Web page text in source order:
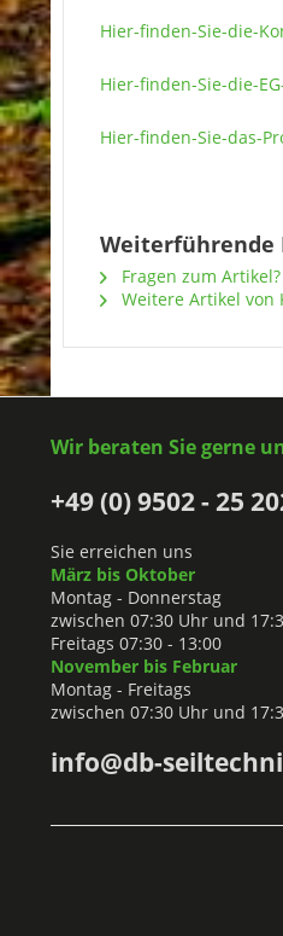
Hier-finden-Sie-die-
Hier-finden-Sie-die-
Hier-finden-Sie-das-
Weiterführende
Fragen zum Artikel?
Weitere Artikel von
Wir beraten Sie gerne
+49 (0) 9502 - 25
Sie erreichen uns
März bis Oktober
Montag - Donnerstag
zwischen 07:30 Uhr und
Freitags 07:30 - 13:00
November bis Februar
Montag - Freitags
zwischen 07:30 Uhr und
info@db-